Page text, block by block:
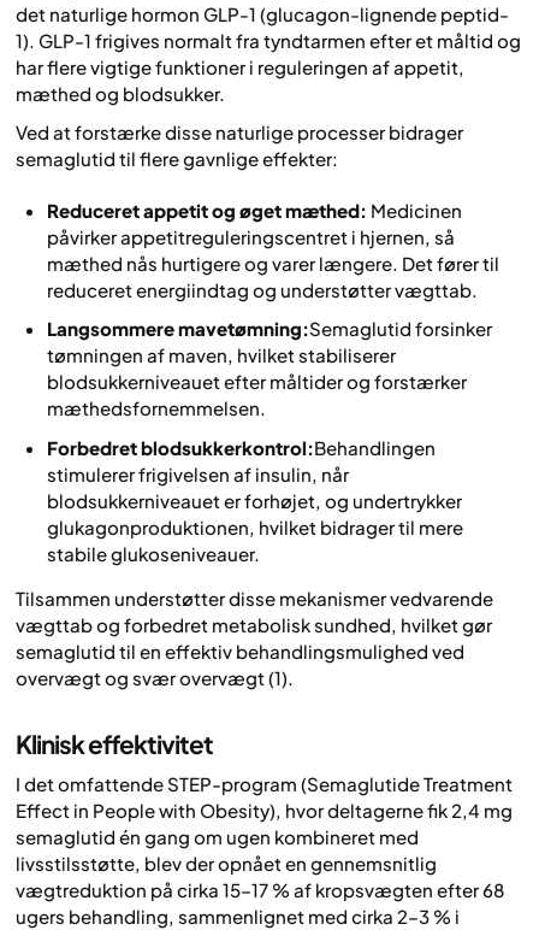
det naturlige hormon GLP-1 (glucagon-lignende peptid-
1). GLP-1 frigives normalt fra tyndtarmen efter et måltid og
har flere vigtige funktioner i reguleringen af appetit,
mæthed og blodsukker.
Ved at forstærke disse naturlige processer bidrager
semaglutid til flere gavnlige effekter:
Reduceret appetit og øget mæthed: Medicinen
påvirker appetitreguleringscentret i hjernen, så
mæthed nås hurtigere og varer længere. Det fører til
reduceret energiindtag og understøtter vægttab.
Langsommere mavetømning:Semaglutid forsinker
tømningen af maven, hvilket stabiliserer
blodsukkerniveauet efter måltider og forstærker
mæthedsfornemmelsen.
Forbedret blodsukkerkontrol:Behandlingen
stimulerer frigivelsen af insulin, når
blodsukkerniveauet er forhøjet, og undertrykker
glukagonproduktionen, hvilket bidrager til mere
stabile glukoseniveauer.
Tilsammen understøtter disse mekanismer vedvarende
vægttab og forbedret metabolisk sundhed, hvilket gør
semaglutid til en effektiv behandlingsmulighed ved
overvægt og svær overvægt (1).
Klinisk effektivitet
I det omfattende STEP-program (Semaglutide Treatment
Effect in People with Obesity), hvor deltagerne fik 2,4 mg
semaglutid én gang om ugen kombineret med
livsstilsstøtte, blev der opnået en gennemsnitlig
vægtreduktion på cirka 15–17 % af kropsvægten efter 68
ugers behandling, sammenlignet med cirka 2–3 % i